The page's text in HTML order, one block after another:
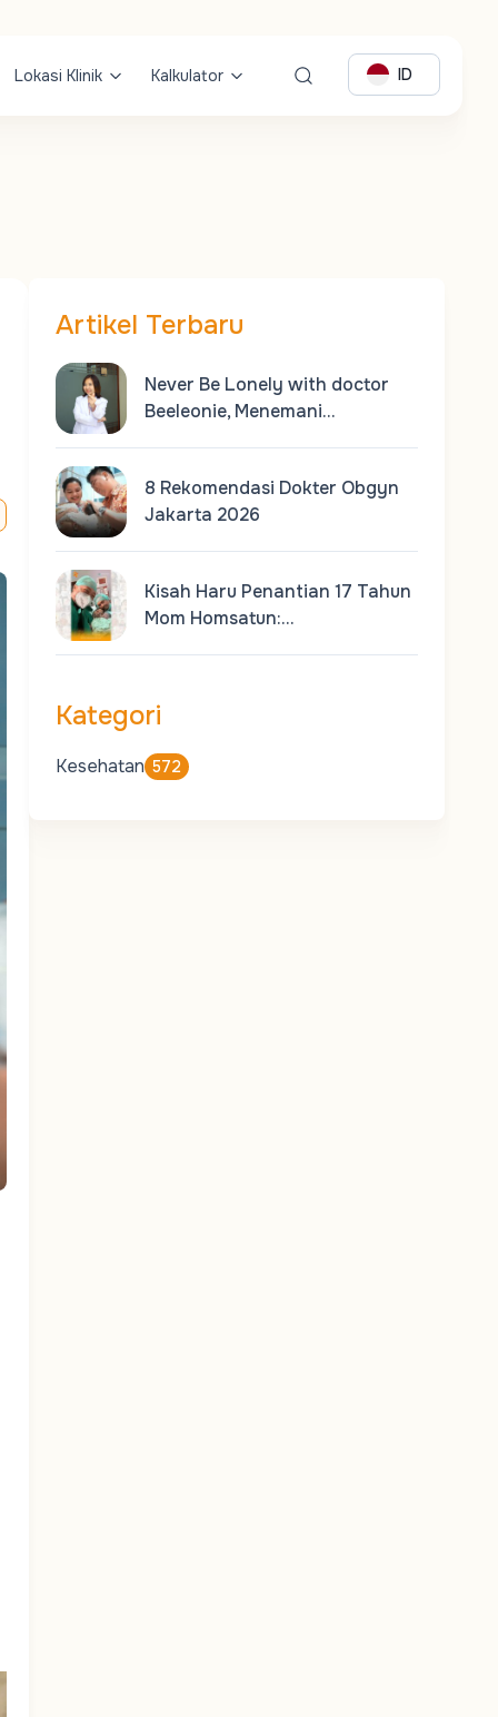
Lokasi Klinik Kalkulator ID
Artikel Terbaru
Never Be Lonely with doctor
Beeleonie, Menemani…
8 Rekomendasi Dokter Obgyn
Jakarta 2026
Kisah Haru Penantian 17 Tahun
Mom Homsatun:…
Kategori
Kesehatan 572